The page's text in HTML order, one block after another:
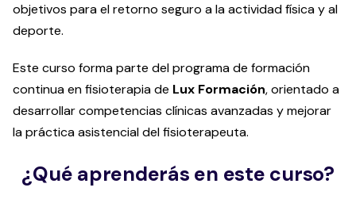
objetivos para el retorno seguro a la actividad física y al
deporte.
Este curso forma parte del programa de formación
continua en fisioterapia de Lux Formación, orientado a
desarrollar competencias clínicas avanzadas y mejorar
la práctica asistencial del fisioterapeuta.
¿Qué aprenderás en este curso?